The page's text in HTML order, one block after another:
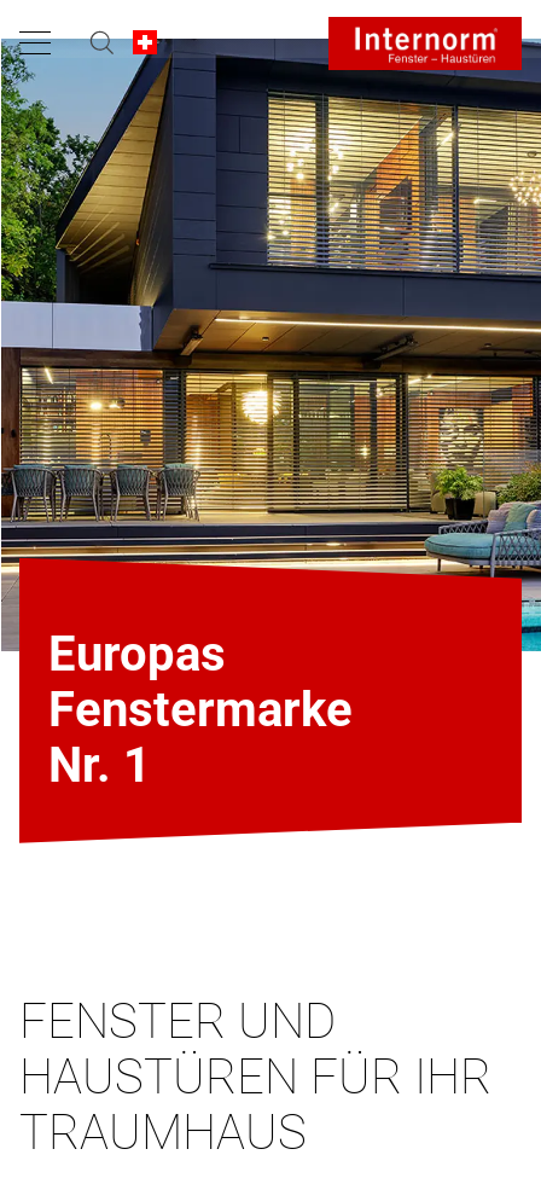
Europas
Fenstermarke
Nr. 1
FENSTER UND
HAUSTÜREN FÜR IHR
TRAUMHAUS